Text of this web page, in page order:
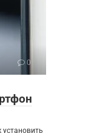
0
установить